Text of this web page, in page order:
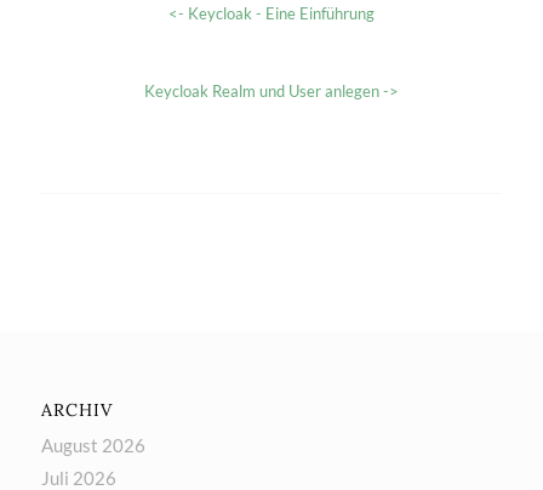
<- Keycloak - Eine Einführung
Keycloak Realm und User anlegen ->
ARCHIV
August 2026
Juli 2026